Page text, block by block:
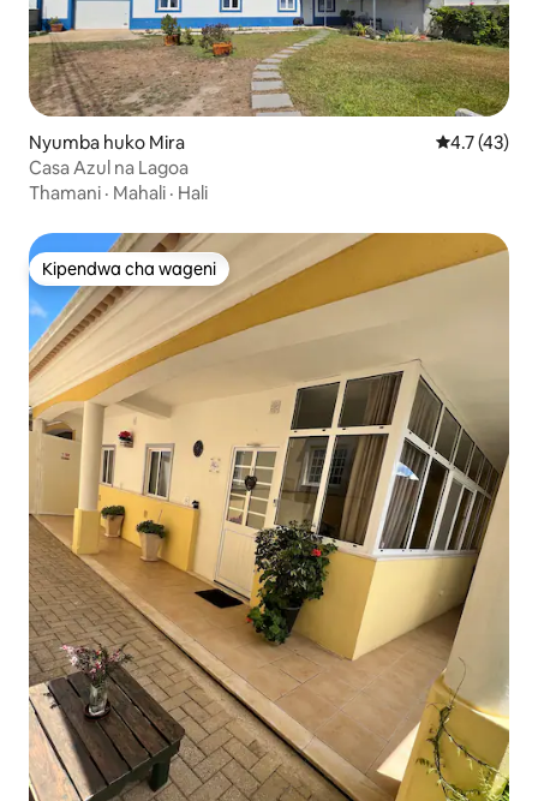
Nyumba huko Mira Ukadiriaji
4.7 (43)
Casa Azul na Lagoa
Thamani · Mahali · Hali
Kipendwa cha wageni
Kipendwa cha wageni